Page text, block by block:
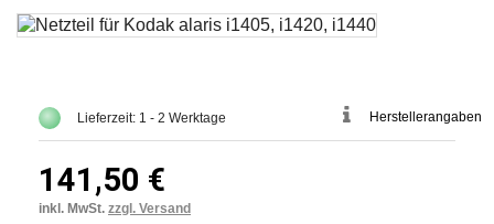
Lieferzeit: 1 - 2 Werktage Herstellerangaben
141,50 €
inkl. MwSt. zzgl. Versand